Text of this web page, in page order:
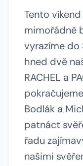
Tento
mimořádně
vyrazíme do
hned dvě
RACHEL a
Bodlák a
patnáct
řadu
našimi